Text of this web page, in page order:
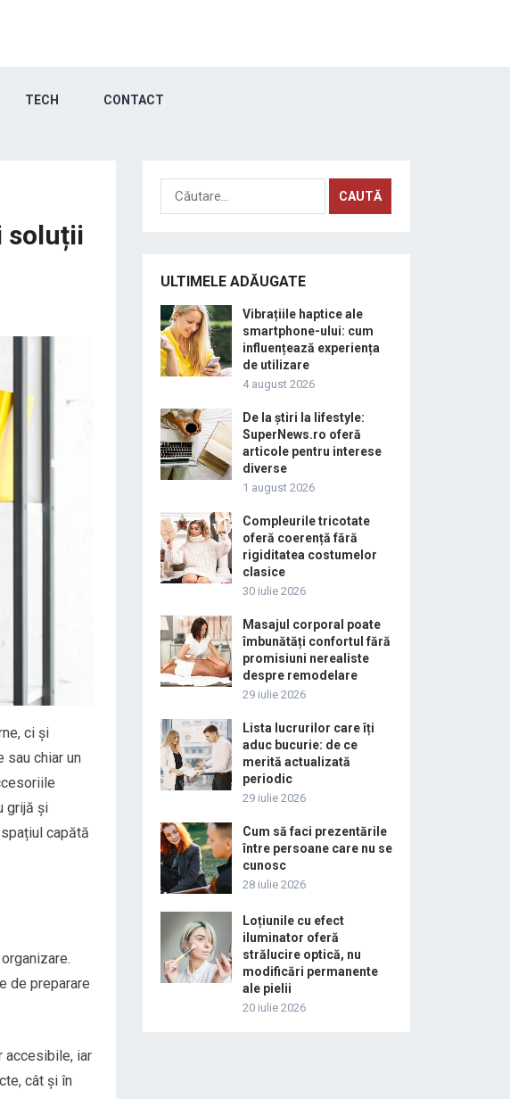
TECH CONTACT
soluții
ci și
chiar un
grijă și
capătă
de preparare
accesibile, iar
cât și în
Caută
după:
ULTIMELE ADĂUGATE
Vibrațiile haptice ale
smartphone-ului: cum
influențează experiența
de utilizare
4 august 2026
De la știri la lifestyle:
SuperNews.ro oferă
articole pentru interese
diverse
1 august 2026
Compleurile tricotate
oferă coerență fără
rigiditatea costumelor
clasice
30 iulie 2026
Masajul corporal poate
îmbunătăți confortul fără
promisiuni nerealiste
despre remodelare
29 iulie 2026
Lista lucrurilor care îți
aduc bucurie: de ce
merită actualizată
periodic
29 iulie 2026
Cum să faci prezentările
între persoane care nu se
cunosc
28 iulie 2026
Loțiunile cu efect
iluminator oferă
strălucire optică, nu
modificări permanente
ale pielii
20 iulie 2026